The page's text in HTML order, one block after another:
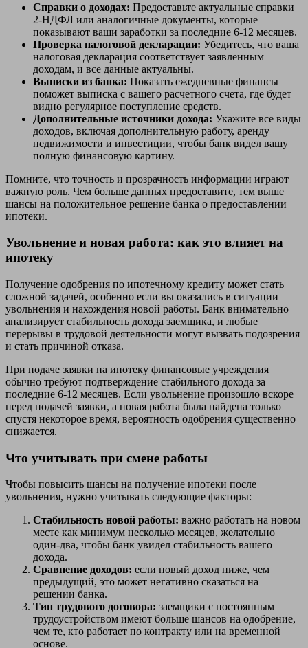
Справки о доходах: Предоставьте актуальные справки
2-НДФЛ или аналогичные документы, которые
показывают ваши заработки за последние 6-12 месяцев.
Проверка налоговой декларации: Убедитесь, что ваша
налоговая декларация соответствует заявленным
доходам, и все данные актуальны.
Выписки из банка: Показать ежедневные финансы
поможет выписка с вашего расчетного счета, где будет
видно регулярное поступление средств.
Дополнительные источники дохода: Укажите все виды
доходов, включая дополнительную работу, аренду
недвижимости и инвестиции, чтобы банк видел вашу
полную финансовую картину.
Помните, что точность и прозрачность информации играют
важную роль. Чем больше данных предоставите, тем выше
шансы на положительное решение банка о предоставлении
ипотеки.
Увольнение и новая работа: как это влияет на
ипотеку
Получение одобрения по ипотечному кредиту может стать
сложной задачей, особенно если вы оказались в ситуации
увольнения и нахождения новой работы. Банк внимательно
анализирует стабильность дохода заемщика, и любые
перерывы в трудовой деятельности могут вызвать подозрения
и стать причиной отказа.
При подаче заявки на ипотеку финансовые учреждения
обычно требуют подтверждение стабильного дохода за
последние 6-12 месяцев. Если увольнение произошло вскоре
перед подачей заявки, а новая работа была найдена только
спустя некоторое время, вероятность одобрения существенно
снижается.
Что учитывать при смене работы
Чтобы повысить шансы на получение ипотеки после
увольнения, нужно учитывать следующие факторы:
Стабильность новой работы: важно работать на новом
месте как минимум несколько месяцев, желательно
один-два, чтобы банк увидел стабильность вашего
дохода.
Сравнение доходов: если новый доход ниже, чем
предыдущий, это может негативно сказаться на
решении банка.
Тип трудового договора: заемщики с постоянным
трудоустройством имеют больше шансов на одобрение,
чем те, кто работает по контракту или на временной
основе.